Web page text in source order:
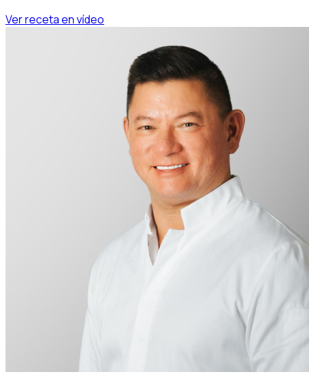
Ver receta en vídeo